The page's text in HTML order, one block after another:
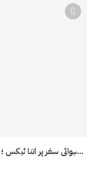
ہوائی سفر پر اتنا ٹیکس ؛ مسلم لیگ( ن) اوورسیز رہنما سخت...